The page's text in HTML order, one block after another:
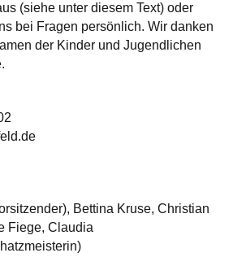
(siehe unter diesem Text) oder
bei Fragen persönlich. Wir danken
der Kinder und Jugendlichen
Bettina Kruse, Christian
Fiege, Claudia